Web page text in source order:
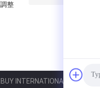
整
INTERNATIONAL CO., LTD.